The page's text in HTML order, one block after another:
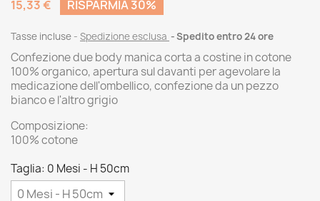
15,33 €
RISPARMIA 30%
Tasse incluse Spedizione esclusa Spedito entro 24 ore
Confezione due body manica corta a costine in cotone
100% organico, apertura sul davanti per agevolare la
medicazione dell'ombellico, confezione da un pezzo
bianco e l'altro grigio
Composizione:
100% cotone
Taglia: 0 Mesi - H 50cm